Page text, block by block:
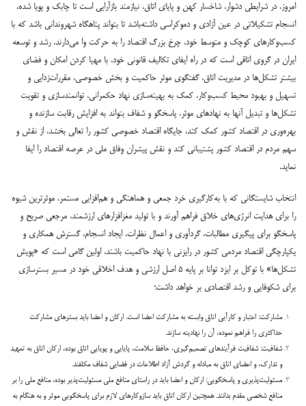
امروز، در شرایطی دشوار، شاخسار کهن و پایای اتاق، نیازمند بازآرایی است تا چابک و پویا شده،
انسجام تشکیلاتی در عین آزادی و دموکراسی داشته‌باشد تا بتواند پناهگاه شهروندانی باشد که با
کسب‌و‌کارهای کوچک و متوسط خود، چرخ بزرگ اقتصاد را به حرکت وا می‌دارند. رشد و توسعه
ایران در گروی اتاقی است که در راه ایفای تکالیف قانونی خود، با مهیا کردن امکان و فضای
بیشتر تشکل‌ها در مدیریت اتاق، گفتگوی موثر حاکمیت و بخش خصوصی، مقررات‌زدایی و
تسهیل و بهبود محیط کسب‌و‌کار، کمک به بهینه‌سازی نهاد حکمرانی، توانمندسازی و تقویت
تشکل‌ها و تبدیل آنها به نهادهای موثر، پاسخگو و شفاف بتواند به افزایش رقابت سازنده و
بهره‌وری در اقتصاد کشور کمک کند، جایگاه اقتصاد خصوصی کشور را تعالی بخشد، از نقش و
سهم مردم در اقتصاد کشور پشتیبانی کند و نقش پیشران وفاق ملی در عرصه اقتصاد را ایفا
نماید.
انتخاب شایستگانی که با به‌کارگیری خرد جمعی و هماهنگی و هم‌افزایی مستمر، موثرترین شیوه
را برای هدایت انرژی‌های خلاق فراهم آورند و با تولید مغزافزارهای ارزشمند، مرجعی صریح و
پاسخگو برای پیگیری مطالبات، گردآوری و اعمال نظرات، ایجاد انسجام، گسترش همکاری و
یکپارچگی اقتصاد مردمی کشور در رایزنی با نهاد حاکمیت باشند، اولین گامی است که «پویش
تشکل‌ها» با توکل بر ایزد توانا بر پایه ۵ اصل ارزشی و هدف اخلاقی خود در مسیر بسترسازی
برای شکوفایی و رشد اقتصادی بر خواهد داشت؛
مشارکت: اعتبار و کارآیی اتاق وابسته به مشارکت اعضا است. ارکان و اعضا بایدبسترهای مشارکت
حداکثری را فراهم نموده، آن را نهادینه سازند.
شفافیت: شفافیت فرآیندهای تصمیم‌گیری، حافظ سلامت، پایایی و پویایی اتاق بوده، ارکان اتاق به تمهید
و تدارک، و اعضای اتاق به مبادله و گردش آزاد اطلاعات در فضایی شفاف مکلفند.
مسئولیت‌پذیری و پاسخگویی: ارکان و اعضا باید در راستای منافع ملی مسئولیت‌پذیر بوده، منافع ملی را بر
منافع شخصی مقدم بدانند. همچنین ارکان اتاق باید سازوکارهای لازم برای پاسخگویی موثر و به هنگام به